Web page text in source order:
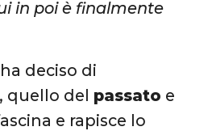
in poi è finalmente
deciso di
quello del passato e
e rapisce lo